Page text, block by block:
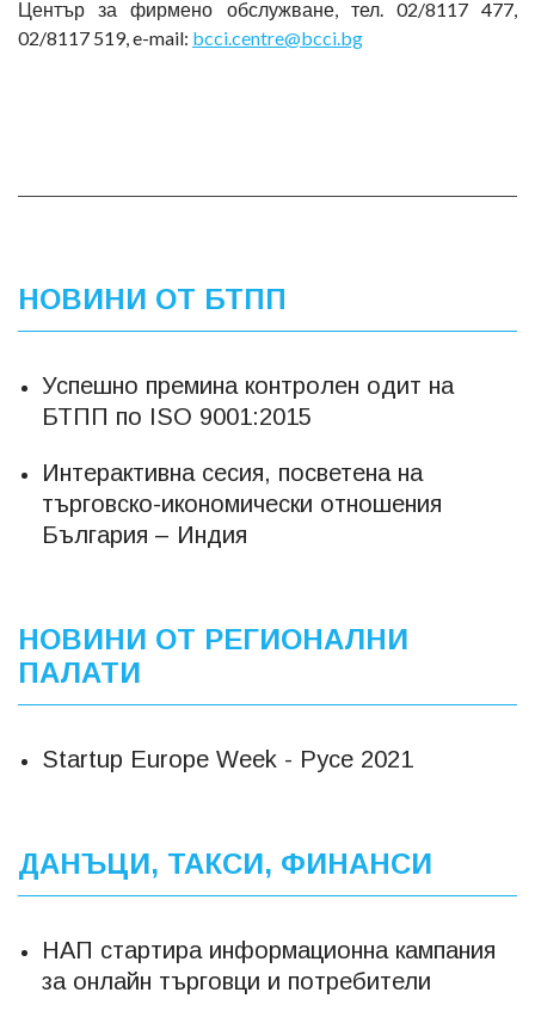
Център за фирмено обслужване, тел. 02/8117 477,
02/8117 519, e-mail: bcci.centre@bcci.bg
НОВИНИ ОТ БТПП
Успешно премина контролен одит на
БТПП по ISO 9001:2015
Интерактивна сесия, посветена на
търговско-икономически отношения
България – Индия
НОВИНИ ОТ РЕГИОНАЛНИ
ПАЛАТИ
Startup Europe Week - Русе 2021
ДАНЪЦИ, ТАКСИ, ФИНАНСИ
НАП стартира информационна кампания
за онлайн търговци и потребители